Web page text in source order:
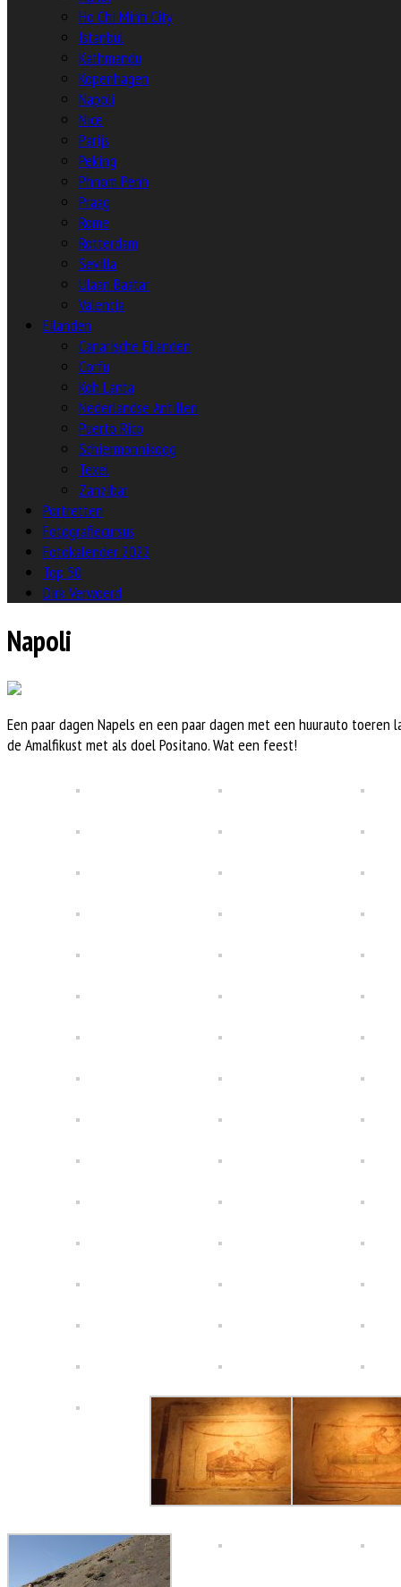
Ho Chi Minh City
Istanbul
Kathmandu
Kopenhagen
Napoli
Nice
Parijs
Peking
Phnom Penh
Praag
Rome
Rotterdam
Sevilla
Ulaan Baatar
Valencia
Eilanden
Canarische Eilanden
Corfu
Koh Lanta
Nederlandse Antillen
Puerto Rico
Schiermonnikoog
Texel
Zanzibar
Portretten
Fotografiecursus
Fotokalender 2022
Top 50
Dirk Verwoerd
Napoli
Een paar dagen Napels en een paar dagen met een huurauto toeren
de Amalfikust met als doel Positano. Wat een feest!